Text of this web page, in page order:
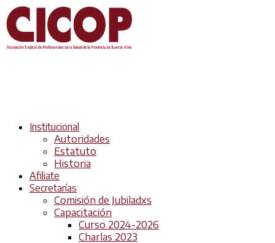
Institucional
Autoridades
Estatuto
Historia
Afiliate
Secretarías
Comisión de Jubiladxs
Capacitación
Curso 2024-2026
Charlas 2023